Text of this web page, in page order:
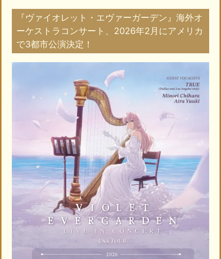
『ヴァイオレット・エヴァーガーデン』海外オ
ーケストラコンサート、2026年2月にアメリカ
で3都市公演決定！